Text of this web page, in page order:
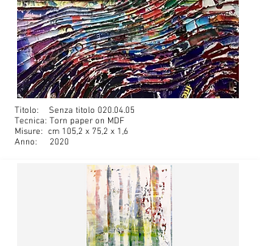
Titolo: Senza titolo 020.04.05
Tecnica: Torn paper on MDF
Misure: cm 105,2 x 75,2 x 1,6
Anno: 2020